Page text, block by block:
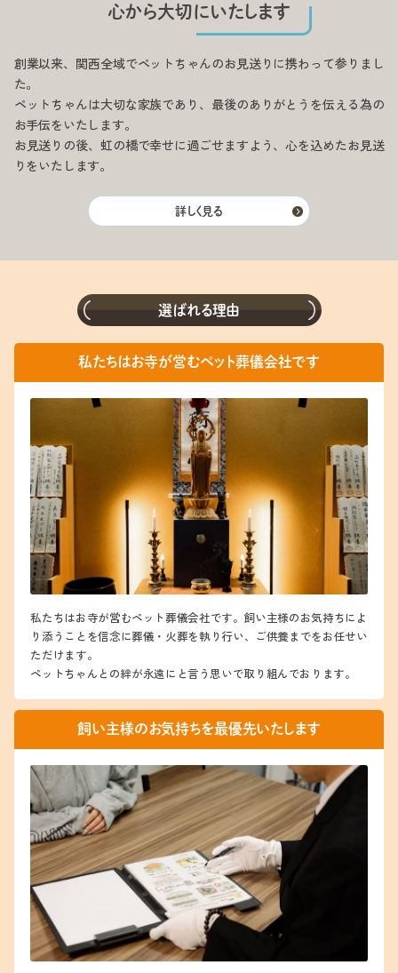
心から大切にいたします
創業以来、関西全域でペットちゃんのお見送りに携わって参りまし
た。
ペットちゃんは大切な家族であり、最後のありがとうを伝える為の
お手伝をいたします。
お見送りの後、虹の橋で幸せに過ごせますよう、心を込めたお見送
りをいたします。
詳しく見る
選ばれる理由
私たちはお寺が営むペット葬儀会社です
私たちはお寺が営むペット葬儀会社です。飼い主様のお気持ちによ
り添うことを信念に葬儀・火葬を執り行い、ご供養までをお任せい
ただけます。
ペットちゃんとの絆が永遠にと言う思いで取り組んでおります。
飼い主様のお気持ちを最優先いたします